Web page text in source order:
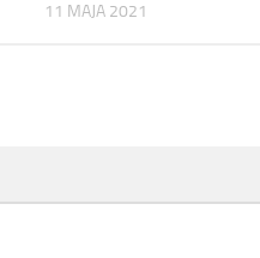
11 MAJA 2021